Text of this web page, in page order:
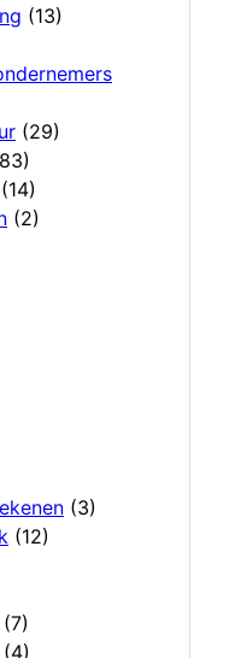
(13)
(29)
(14)
(2)
(3)
(12)
(7)
(4)